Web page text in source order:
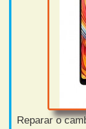
Reparar o